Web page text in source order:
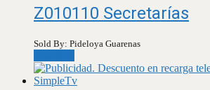
Z010110 Secretarías
Sold By: Pideloya Guarenas